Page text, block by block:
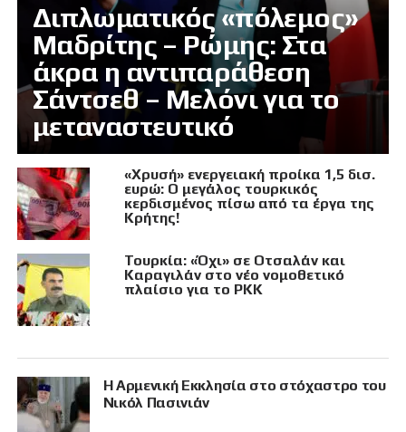
Διπλωματικός «πόλεμος»
Μαδρίτης – Ρώμης: Στα
άκρα η αντιπαράθεση
Σάντσεθ – Μελόνι για το
μεταναστευτικό
«Χρυσή» ενεργειακή προίκα 1,5 δισ.
ευρώ: Ο μεγάλος τουρκικός
κερδισμένος πίσω από τα έργα της
Κρήτης!
Τουρκία: «Όχι» σε Οτσαλάν και
Καραγιλάν στο νέο νομοθετικό
πλαίσιο για το PKK
Η Αρμενική Εκκλησία στο στόχαστρο του
Νικόλ Πασινιάν